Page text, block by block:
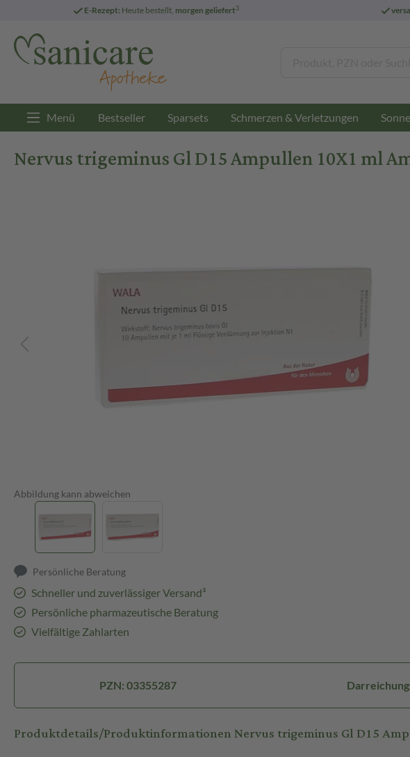
E-Rezept: Heute bestellt, morgen geliefert3
Menü Bestseller Sparsets Schmerzen & Verletzungen
Nervus trigeminus Gl D15 Ampullen 10X1 ml
Abbildung kann abweichen
Persönliche Beratung
Schneller und zuverlässiger Versand³
Persönliche pharmazeutische Beratung
Vielfältige Zahlarten
PZN: 03355287
Produktdetails/Produktinformationen Nervus trigeminus Gl D15